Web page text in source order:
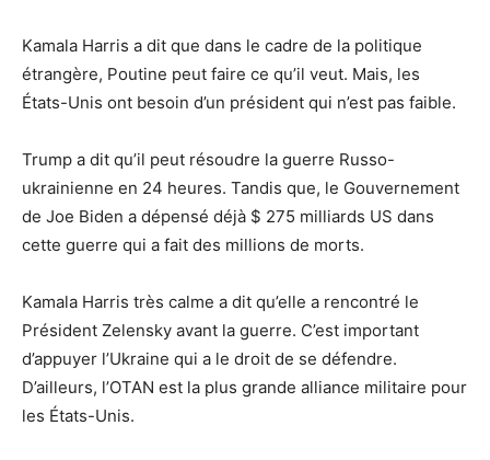
Kamala Harris a dit que dans le cadre de la politique
étrangère, Poutine peut faire ce qu’il veut. Mais, les
États-Unis ont besoin d’un président qui n’est pas faible.
Trump a dit qu’il peut résoudre la guerre Russo-
ukrainienne en 24 heures. Tandis que, le Gouvernement
de Joe Biden a dépensé déjà $ 275 milliards US dans
cette guerre qui a fait des millions de morts.
Kamala Harris très calme a dit qu’elle a rencontré le
Président Zelensky avant la guerre. C’est important
d’appuyer l’Ukraine qui a le droit de se défendre.
D’ailleurs, l’OTAN est la plus grande alliance militaire pour
les États-Unis.